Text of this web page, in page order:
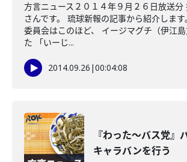
方言ニュース２０１４年９月２６日放送分
さんです。 琉球新報の記事から紹介しま
委員会はこのほど、 イージマグチ（伊江
た 「いーじ...
2014.09.26 |00:04:08
『わった～バス党』
キャラバンを行う